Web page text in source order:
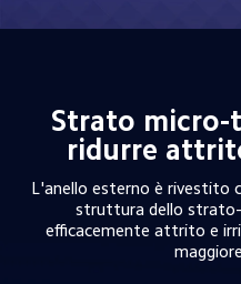
Strato micro-
ridurre
L'anello esterno è rivestito
struttura dello
efficacemente attrito e